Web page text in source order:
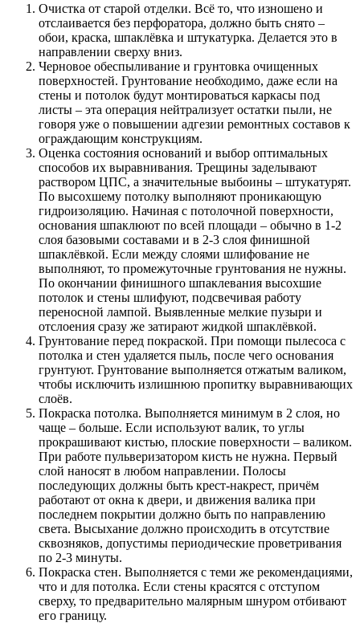
Очистка от старой отделки. Всё то, что изношено и
отслаивается без перфоратора, должно быть снято –
обои, краска, шпаклёвка и штукатурка. Делается это в
направлении сверху вниз.
Черновое обеспыливание и грунтовка очищенных
поверхностей. Грунтование необходимо, даже если на
стены и потолок будут монтироваться каркасы под
листы – эта операция нейтрализует остатки пыли, не
говоря уже о повышении адгезии ремонтных составов к
ограждающим конструкциям.
Оценка состояния оснований и выбор оптимальных
способов их выравнивания. Трещины заделывают
раствором ЦПС, а значительные выбоины – штукатурят.
По высохшему потолку выполняют проникающую
гидроизоляцию. Начиная с потолочной поверхности,
основания шпаклюют по всей площади – обычно в 1-2
слоя базовыми составами и в 2-3 слоя финишной
шпаклёвкой. Если между слоями шлифование не
выполняют, то промежуточные грунтования не нужны.
По окончании финишного шпаклевания высохшие
потолок и стены шлифуют, подсвечивая работу
переносной лампой. Выявленные мелкие пузыри и
отслоения сразу же затирают жидкой шпаклёвкой.
Грунтование перед покраской. При помощи пылесоса с
потолка и стен удаляется пыль, после чего основания
грунтуют. Грунтование выполняется отжатым валиком,
чтобы исключить излишнюю пропитку выравнивающих
слоёв.
Покраска потолка. Выполняется минимум в 2 слоя, но
чаще – больше. Если используют валик, то углы
прокрашивают кистью, плоские поверхности – валиком.
При работе пульверизатором кисть не нужна. Первый
слой наносят в любом направлении. Полосы
последующих должны быть крест-накрест, причём
работают от окна к двери, и движения валика при
последнем покрытии должно быть по направлению
света. Высыхание должно происходить в отсутствие
сквозняков, допустимы периодические проветривания
по 2-3 минуты.
Покраска стен. Выполняется с теми же рекомендациями,
что и для потолка. Если стены красятся с отступом
сверху, то предварительно малярным шнуром отбивают
его границу.